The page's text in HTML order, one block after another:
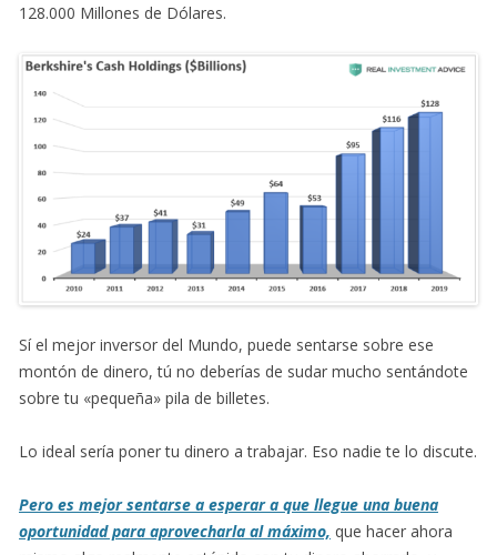
128.000 Millones de Dólares.
Sí el mejor inversor del Mundo, puede sentarse sobre ese
montón de dinero, tú no deberías de sudar mucho sentándote
sobre tu «pequeña» pila de billetes.
Lo ideal sería poner tu dinero a trabajar. Eso nadie te lo discute.
Pero es mejor sentarse a esperar a que llegue una buena
oportunidad para aprovecharla al máximo, que hacer ahora